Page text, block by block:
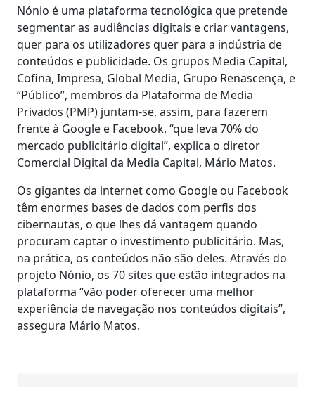
Nónio é uma plataforma tecnológica que pretende
segmentar as audiências digitais e criar vantagens,
quer para os utilizadores quer para a indústria de
conteúdos e publicidade. Os grupos Media Capital,
Cofina, Impresa, Global Media, Grupo Renascença, e
“Público”, membros da Plataforma de Media
Privados (PMP) juntam-se, assim, para fazerem
frente à Google e Facebook, “que leva 70% do
mercado publicitário digital”, explica o diretor
Comercial Digital da Media Capital, Mário Matos.
Os gigantes da internet como Google ou Facebook
têm enormes bases de dados com perfis dos
cibernautas, o que lhes dá vantagem quando
procuram captar o investimento publicitário. Mas,
na prática, os conteúdos não são deles. Através do
projeto Nónio, os 70 sites que estão integrados na
plataforma “vão poder oferecer uma melhor
experiência de navegação nos conteúdos digitais”,
assegura Mário Matos.